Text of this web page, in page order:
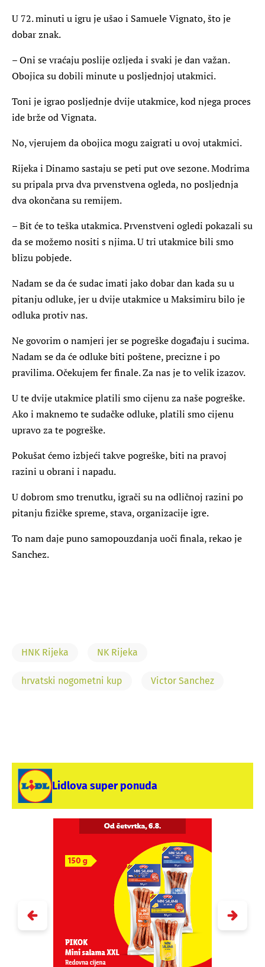
U 72. minuti u igru je ušao i Samuele Vignato, što je
dobar znak.
– Oni se vraćaju poslije ozljeda i svaki je dan važan.
Obojica su dobili minute u posljednjoj utakmici.
Toni je igrao posljednje dvije utakmice, kod njega proces
ide brže od Vignata.
No, vjerujem da obojica mogu zaigrati u ovoj utakmici.
Rijeka i Dinamo sastaju se peti put ove sezone. Modrima
su pripala prva dva prvenstvena ogleda, no posljednja
dva okončana su remijem.
– Bit će to teška utakmica. Prvenstveni ogledi pokazali su
da se možemo nositi s njima. U tri utakmice bili smo
blizu pobjede.
Nadam se da će sudac imati jako dobar dan kada su u
pitanju odluke, jer u dvije utakmice u Maksimiru bilo je
odluka protiv nas.
Ne govorim o namjeri jer se pogreške događaju i sucima.
Nadam se da će odluke biti poštene, precizne i po
pravilima. Očekujem fer finale. Za nas je to velik izazov.
U te dvije utakmice platili smo cijenu za naše pogreške.
Ako i maknemo te sudačke odluke, platili smo cijenu
upravo za te pogreške.
Pokušat ćemo izbjeći takve pogreške, biti na pravoj
razini u obrani i napadu.
U dobrom smo trenutku, igrači su na odličnoj razini po
pitanju fizičke spreme, stava, organizacije igre.
To nam daje puno samopouzdanja uoči finala, rekao je
Sanchez.
HNK Rijeka NK Rijeka
hrvatski nogometni kup Victor Sanchez
Lidlova super ponuda